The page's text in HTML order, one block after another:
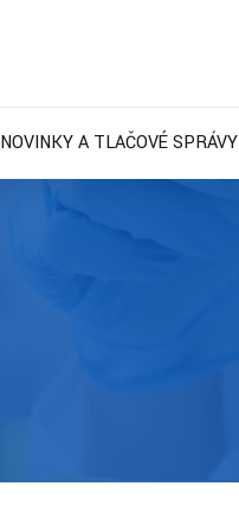
NOVINKY A TLAČOVÉ SPRÁVY